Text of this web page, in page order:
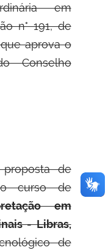
em
n° 191, de
aprova o
Conselho
proposta de
curso de
em
- Libras,
de